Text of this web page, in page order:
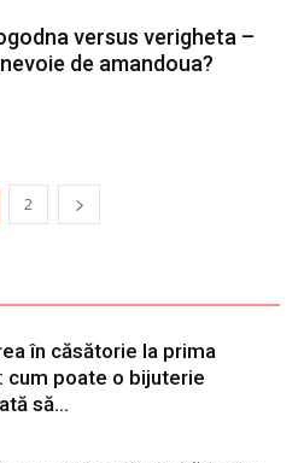
versus verigheta –
de amandoua?
2
în căsătorie la prima
cum poate o bijuterie
să...